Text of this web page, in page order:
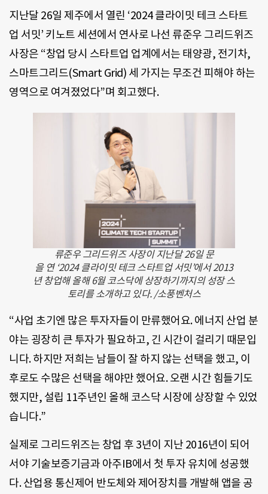
지난달 26일 제주에서 열린 ‘2024 클라이밋 테크 스타트
업 서밋’ 키노트 세션에서 연사로 나선 류준우 그리드위즈
사장은 “창업 당시 스타트업 업계에서는 태양광, 전기차,
스마트그리드(Smart Grid) 세 가지는 무조건 피해야 하는
영역으로 여겨졌었다”며 회고했다.
류준우 그리드위즈 사장이 지난달 26일 문
을 연 ‘2024 클라이밋 테크 스타트업 서밋’에서 2013
년 창업해 올해 6월 코스닥에 상장하기까지의 성장 스
토리를 소개하고 있다. /소풍벤처스
“사업 초기엔 많은 투자자들이 만류했어요. 에너지 산업 분
야는 굉장히 큰 투자가 필요하고, 긴 시간이 걸리기 때문입
니다. 하지만 저희는 남들이 잘 하지 않는 선택을 했고, 이
후로도 수많은 선택을 해야만 했어요. 오랜 시간 힘들기도
했지만, 설립 11주년인 올해 코스닥 시장에 상장할 수 있었
습니다.”
실제로 그리드위즈는 창업 후 3년이 지난 2016년이 되어
서야 기술보증기금과 아주IB에서 첫 투자 유치에 성공했
다. 산업용 통신제어 반도체와 제어장치를 개발해 앱을 공